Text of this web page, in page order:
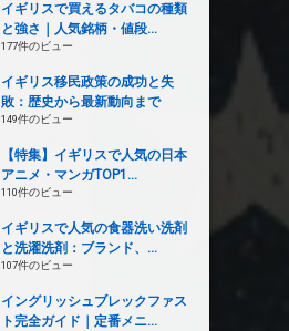
イギリスで買えるタバコの種類
と強さ｜人気銘柄・値段...
177件のビュー
イギリス移民政策の成功と失
敗：歴史から最新動向まで
149件のビュー
【特集】イギリスで人気の日本
アニメ・マンガTOP1...
110件のビュー
イギリスで人気の食器洗い洗剤
と洗濯洗剤：ブランド、...
107件のビュー
イングリッシュブレックファス
ト完全ガイド｜定番メニ...